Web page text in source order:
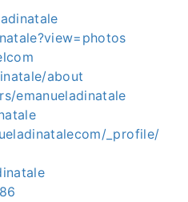
about
emanueladinatale
_profile/